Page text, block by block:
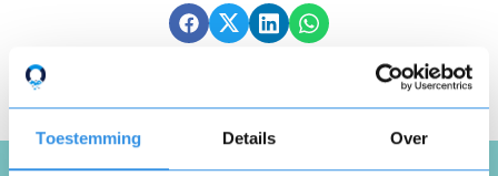
Toestemming Details Over